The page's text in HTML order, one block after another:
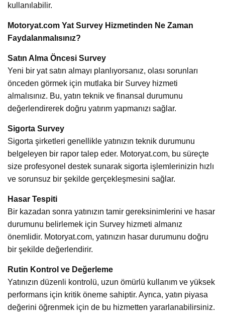
kullanılabilir.
Motoryat.com Yat Survey Hizmetinden Ne Zaman
Faydalanmalısınız?
Satın Alma Öncesi Survey
Yeni bir yat satın almayı planlıyorsanız, olası sorunları
önceden görmek için mutlaka bir Survey hizmeti
almalısınız. Bu, yatın teknik ve finansal durumunu
değerlendirerek doğru yatırım yapmanızı sağlar.
Sigorta Survey
Sigorta şirketleri genellikle yatınızın teknik durumunu
belgeleyen bir rapor talep eder. Motoryat.com, bu süreçte
size profesyonel destek sunarak sigorta işlemlerinizin hızlı
ve sorunsuz bir şekilde gerçekleşmesini sağlar.
Hasar Tespiti
Bir kazadan sonra yatınızın tamir gereksinimlerini ve hasar
durumunu belirlemek için Survey hizmeti almanız
önemlidir. Motoryat.com, yatınızın hasar durumunu doğru
bir şekilde değerlendirir.
Rutin Kontrol ve Değerleme
Yatınızın düzenli kontrolü, uzun ömürlü kullanım ve yüksek
performans için kritik öneme sahiptir. Ayrıca, yatın piyasa
değerini öğrenmek için de bu hizmetten yararlanabilirsiniz.